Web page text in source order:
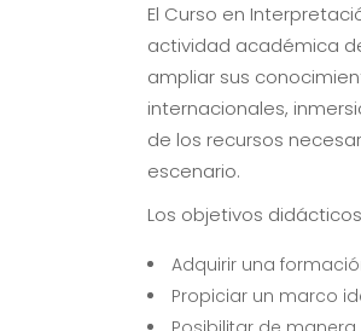
El Curso en
actividad académica
ampliar sus
internacionales,
de los recursos
escenario.
Los objetivos
Adquirir una
Propiciar un marco